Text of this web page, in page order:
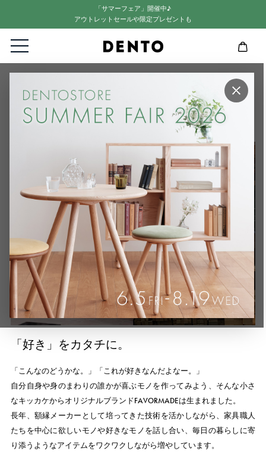
「サマーフェア」開催中♪
アウトレットセールや限定プレゼントも
×
「好き」をカタチに。
「こんなのどうかな。」「これが好きなんだよなー。」
自分自身や身のまわりの誰かが喜ぶモノを作ってみよう、そんな小さ
なキッカケからオリジナルブランドFAVORMADEは生まれました。
長年、額縁メーカーとして培ってきた技術を活かしながら、家具職人
たちを中心に欲しいモノや好きなモノを話し合い、毎日の暮らしに寄
り添うようなアイテムをワクワクしながら増やしています。